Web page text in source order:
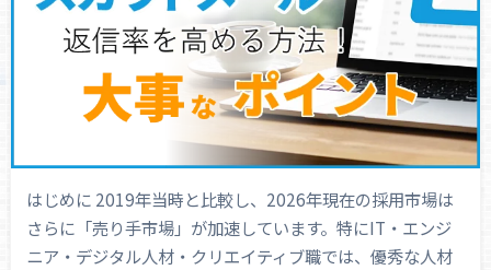
はじめに 2019年当時と比較し、2026年現在の採用市場は
さらに「売り手市場」が加速しています。特にIT・エンジ
ニア・デジタル人材・クリエイティブ職では、優秀な人材